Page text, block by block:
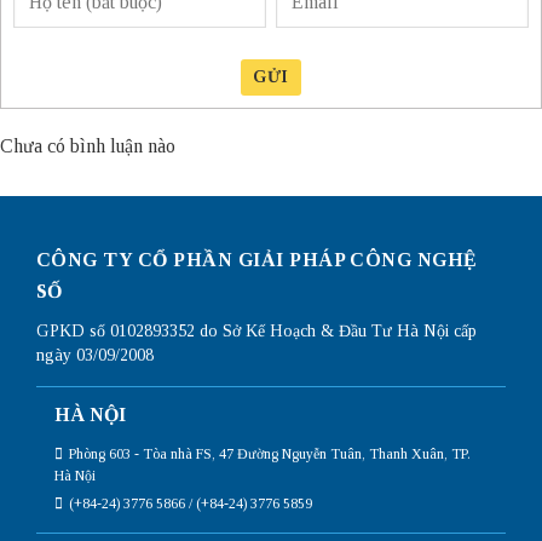
GỬI
Chưa có bình luận nào
CÔNG TY CỔ PHẦN GIẢI PHÁP CÔNG NGHỆ
SỐ
GPKD số 0102893352 do Sở Kế Hoạch & Đầu Tư Hà Nội cấp
ngày 03/09/2008
HÀ NỘI
Phòng 603 - Tòa nhà FS, 47 Đường Nguyễn Tuân, Thanh Xuân, TP.
Hà Nội
(+84-24) 3776 5866 / (+84-24) 3776 5859